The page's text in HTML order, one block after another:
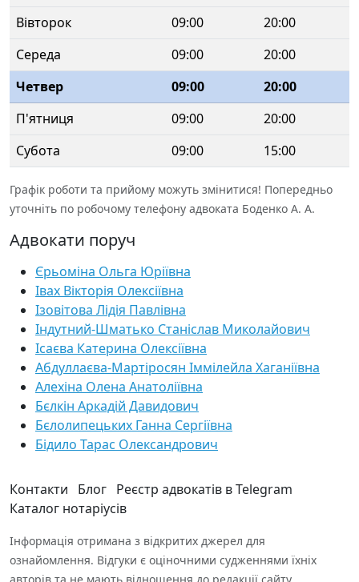
Вівторок
09:00
20:00
Середа
09:00
20:00
Четвер
09:00
20:00
П'ятниця
09:00
20:00
Субота
09:00 15:00
Графік роботи та прийому можуть змінитися! Попередньо
уточніть по робочому телефону адвоката Боденко А. А.
Адвокати поруч
Єрьоміна Ольга Юріївна
Івах Вікторія Олексіївна
Ізовітова Лідія Павлівна
Індутний-Шматько Станіслав Миколайович
Ісаєва Катерина Олексіївна
Абдуллаєва-Мартіросян Іммілейла Хаганіївна
Алехіна Олена Анатоліївна
Бєлкін Аркадій Давидович
Бєлолипецьких Ганна Сергіївна
Бідило Тарас Олександрович
Контакти Блог Реєстр адвокатів в Telegram
Каталог нотаріусів
Інформація отримана з відкритих джерел для
ознайомлення. Відгуки є оціночними судженнями їхніх